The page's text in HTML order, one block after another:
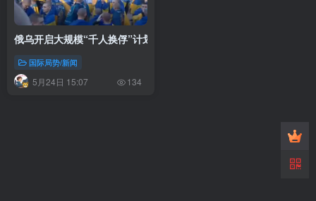
俄乌开启大规模“千人换俘”计划，首日交换390人
国际局势/新闻
5月24日 15:07 134